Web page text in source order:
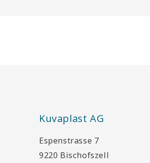
Kuvaplast AG
Espenstrasse 7
9220 Bischofszell